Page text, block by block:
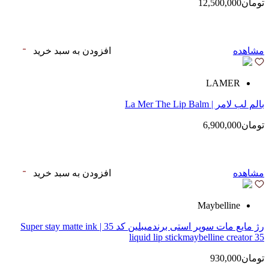
تومان12,500,000
مشاهده افزودن به سبد خرید
LAMER
بالم لب لامر | La Mer The Lip Balm
تومان6,900,000
مشاهده افزودن به سبد خرید
Maybelline
رژ مایع مات سوپر استی‌ برندمیبلین کد 35 | Super stay matte ink
liquid lip stickmaybelline creator 35
تومان930,000